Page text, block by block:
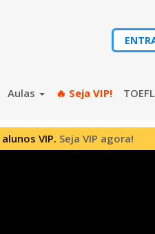
Aulas 🔥 Seja VIP!
VIP. Seja VIP agora!